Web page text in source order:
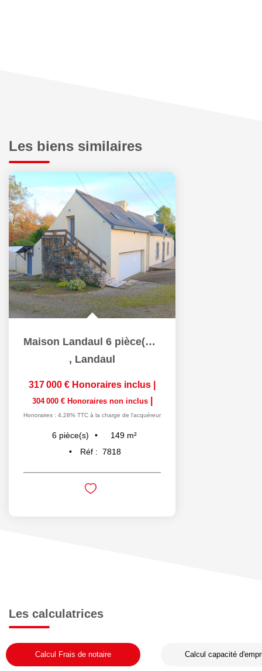
Les biens similaires
Maison Landaul 6 pièce(s) 149 m2
, Landaul
317 000 € Honoraires inclus
304 000 € Honoraires non inclus
Honoraires : 4,28% TTC à la charge de l'acquéreur
6 pièce(s) 149 m²
Réf : 7818
Les calculatrices
Calcul Frais de notaire Calcul capacité